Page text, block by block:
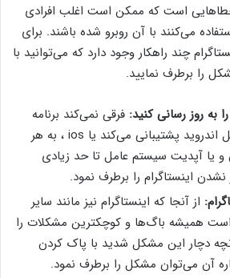
است که ممکن است اغلب افرادی
می‌کنند با آن روبرو شده باشند. برای
چند راهکار وجود دارد که می‌توانید با
را برطرف نمایید.
به روز رسانی کنید: فرقی نمی‌کند برنامه
شما از سیستم عامل اندروید پشتیبانی می‌کند یا ios ، به هر
و یا آپدیت سیستم عامل تا حد زیادی
اینستاگرام را برطرف نمود.
از آنجا که اینستاگرام نیز مانند سایر
است همیشه باگ‌ها و کوچکترین مشکلات را
دچار این مشکل شدید با پاک کردن
آن می‌توان مشکل را برطرف نمود.